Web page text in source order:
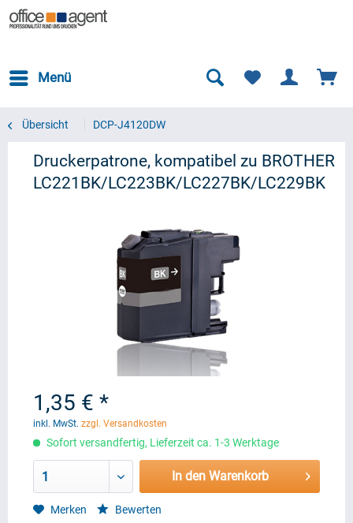
Menü
Übersicht DCP-J4120DW
Druckerpatrone, kompatibel zu BROTHER
LC221BK/LC223BK/LC227BK/LC229BK
1,35 € *
inkl. MwSt. zzgl. Versandkosten
Sofort versandfertig, Lieferzeit ca. 1-3 Werktage
1 In den Warenkorb
Merken Bewerten